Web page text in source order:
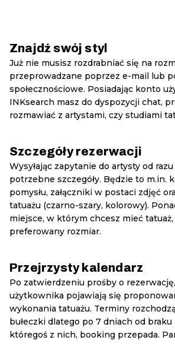
Znajdź swój styl
Już nie musisz rozdrabniać się na
przeprowadzane poprzez e-mail lub
społecznościowe. Posiadając konto
INKsearch masz do dyspozycji chat,
rozmawiać z artystami, czy studiami
Szczegóły rezerwacji
Wysyłając zapytanie do artysty od
potrzebne szczegóły. Będzie to m.in.
pomysłu, załączniki w postaci zdjęć
tatuażu (czarno-szary, kolorowy).
miejsce, w którym chcesz mieć tatuaż,
preferowany rozmiar.
Przejrzysty kalendarz
Po zatwierdzeniu prośby o
użytkownika pojawiają się
wykonania tatuażu. Terminy
bułeczki dlatego po 7 dniach od braku
któregoś z nich, booking przepada.